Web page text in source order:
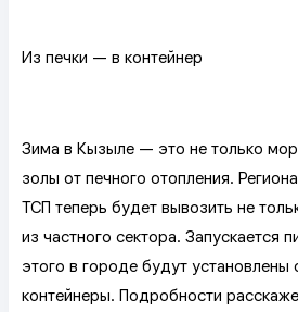
Из печки — в контейнер
Зима в Кызыле — это не только
золы от печного отопления.
ТСП теперь будет вывозить не
из частного сектора. Запускается
этого в городе будут установлены
контейнеры. Подробности